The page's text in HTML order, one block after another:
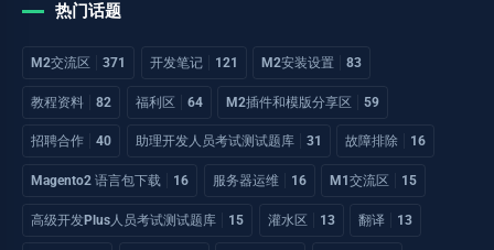
热门话题
M2交流区 371 开发笔记 121 M2安装设置 83
教程资料 82 福利区 64 M2插件和模版分享区 59
招聘合作 40 助理开发人员考试测试题库 31 故障排除 16
Magento2 语言包下载 16 服务器运维 16 M1交流区 15
高级开发Plus人员考试测试题库 15 灌水区 13 翻译 13